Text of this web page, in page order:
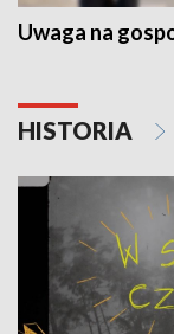
Uwaga na
HISTORIA